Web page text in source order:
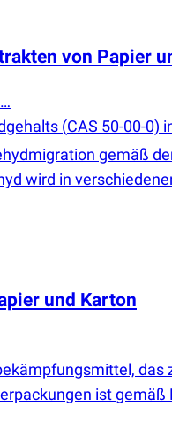
von Papier
(CAS 50-00-0)
gemäß
wird in
und Karton
ist gemäß